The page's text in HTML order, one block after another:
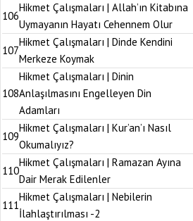
106
Hikmet Çalışmaları | Allah’ın Kitabına
Uymayanın Hayatı Cehennem Olur
107
Hikmet Çalışmaları | Dinde Kendini
Merkeze Koymak
108
Hikmet Çalışmaları | Dinin
Anlaşılmasını Engelleyen Din
Adamları
109
Hikmet Çalışmaları | Kur’an’ı Nasıl
Okumalıyız?
110
Hikmet Çalışmaları | Ramazan Ayına
Dair Merak Edilenler
111
Hikmet Çalışmaları | Nebilerin
İlahlaştırılması -2